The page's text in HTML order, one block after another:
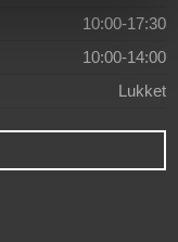
10:00-17:30
10:00-14:00
Lukket